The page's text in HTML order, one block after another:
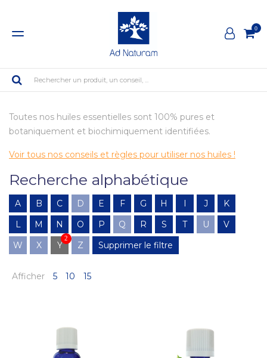
0
Rechercher un produit, un conseil, ...
Toutes nos huiles essentielles sont 100% pures et
botaniquement et biochimiquement identifiées.
Voir tous nos conseils et règles pour utiliser nos huiles !
Recherche alphabétique
A B C D E F G H I J
K
L
M N O P Q R S T U
V
W
X Y
2
Z Supprimer le filtre
Afficher 5 10 15